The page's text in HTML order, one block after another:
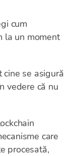
cum
la un moment
se asigură
vedere că nu
care
procesată,